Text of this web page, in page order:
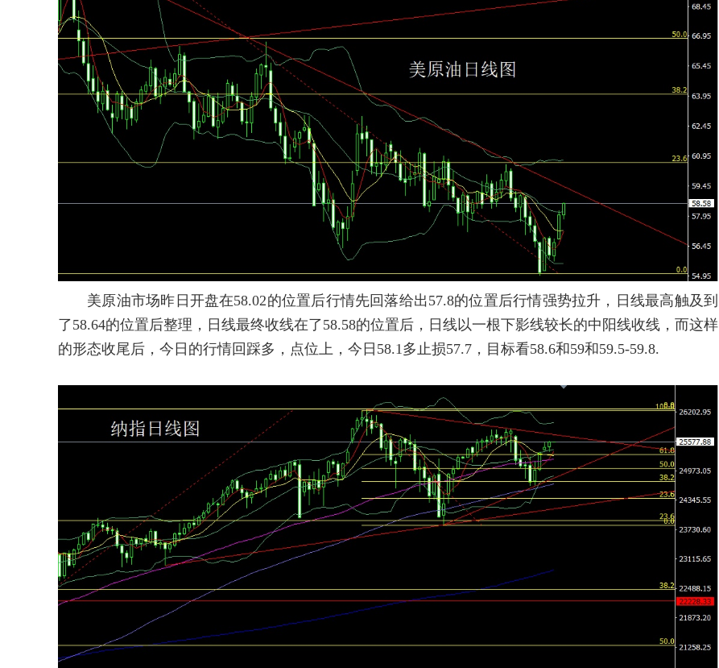
美原油市场昨日开盘在58.02的位置后行情先回落给出57.8的位置后行情强势拉升，日线最高触及到
了58.64的位置后整理，日线最终收线在了58.58的位置后，日线以一根下影线较长的中阳线收线，而这样
的形态收尾后，今日的行情回踩多，点位上，今日58.1多止损57.7，目标看58.6和59和59.5-59.8.